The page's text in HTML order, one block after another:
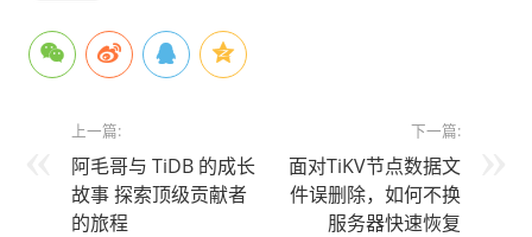
上一篇:
阿毛哥与 TiDB 的成长
故事 探索顶级贡献者
的旅程
下一篇:
面对TiKV节点数据文
件误删除，如何不换
服务器快速恢复